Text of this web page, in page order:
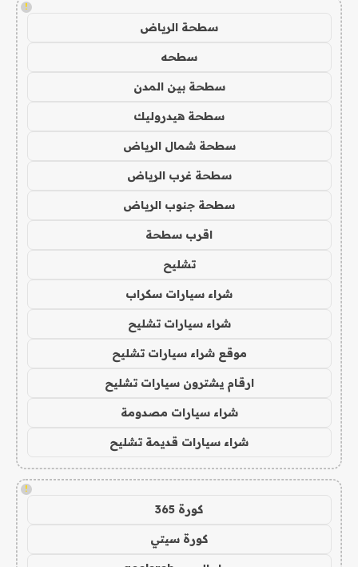
!
سطحة الرياض
سطحه
سطحة بين المدن
سطحة هيدروليك
سطحة شمال الرياض
سطحة غرب الرياض
سطحة جنوب الرياض
اقرب سطحة
تشليح
شراء سيارات سكراب
شراء سيارات تشليح
موقع شراء سيارات تشليح
ارقام يشترون سيارات تشليح
شراء سيارات مصدومة
شراء سيارات قديمة تشليح
!
كورة 365
كورة سيتي